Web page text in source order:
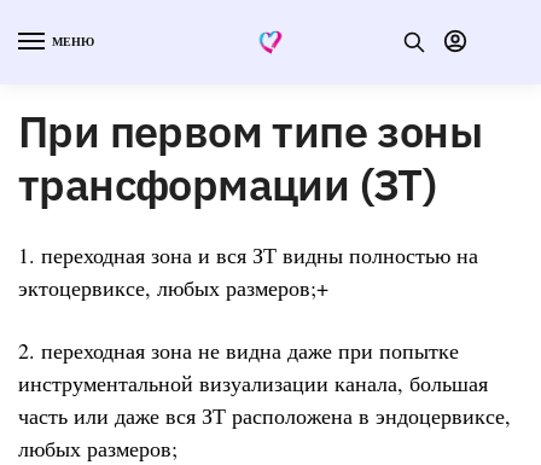
МЕНЮ
При первом типе зоны
трансформации (ЗТ)
1. переходная зона и вся ЗТ видны полностью на
эктоцервиксе, любых размеров;+
2. переходная зона не видна даже при попытке
инструментальной визуализации канала, большая
часть или даже вся ЗТ расположена в эндоцервиксе,
любых размеров;